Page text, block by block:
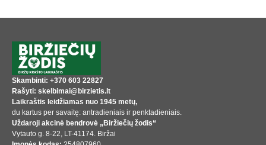
Skambinti: +370 603 22827
Rašyti: skelbimai@birzietis.lt
Laikraštis leidžiamas nuo 1945 metų,
du kartus per savaitę: antradieniais ir penktadieniais.
Uždaroji akcinė bendrovė „Biržiečių žodis“
Vytauto g. 8-22, LT-41174. Biržai